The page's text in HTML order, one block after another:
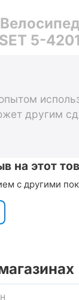
5-
другим
на этот
с другими